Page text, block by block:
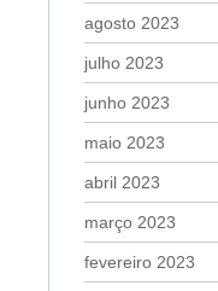
agosto 2023
julho 2023
junho 2023
maio 2023
abril 2023
março 2023
fevereiro 2023